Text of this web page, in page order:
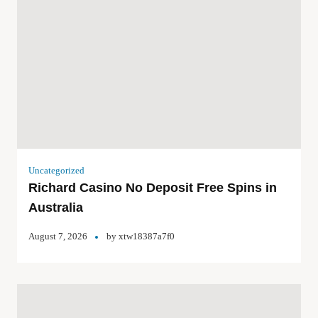
Uncategorized
Richard Casino No Deposit Free Spins in
Australia
August 7, 2026 by xtw18387a7f0